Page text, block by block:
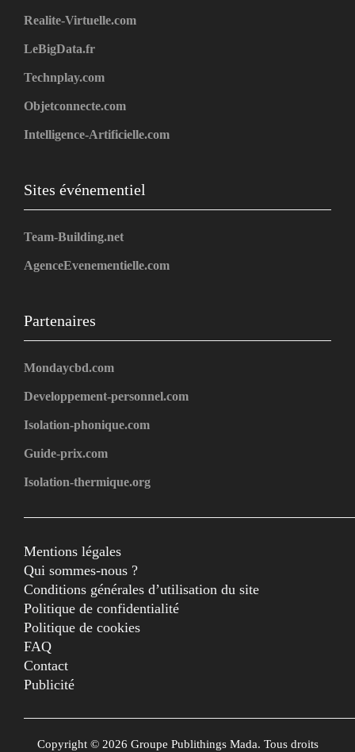
Realite-Virtuelle.com
LeBigData.fr
Technplay.com
Objetconnecte.com
Intelligence-Artificielle.com
Sites événementiel
Team-Building.net
AgenceEvenementielle.com
Partenaires
Mondaycbd.com
Developpement-personnel.com
Isolation-phonique.com
Guide-prix.com
Isolation-thermique.org
Mentions légales
Qui sommes-nous ?
Conditions générales d’utilisation du site
Politique de confidentialité
Politique de cookies
FAQ
Contact
Publicité
Copyright © 2026 Groupe Publithings Mada. Tous droits